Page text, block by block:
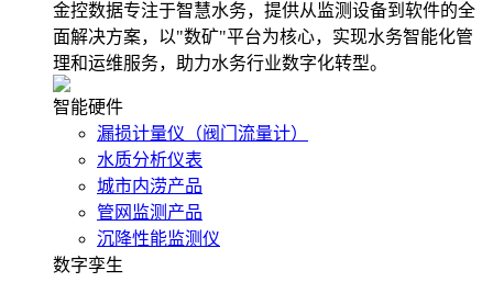
金控数据专注于智慧水务，提供从监测设备到软件的全
面解决方案，以"数矿"平台为核心，实现水务智能化管
理和运维服务，助力水务行业数字化转型。
智能硬件
漏损计量仪（阀门流量计）
水质分析仪表
城市内涝产品
管网监测产品
沉降性能监测仪
数字孪生